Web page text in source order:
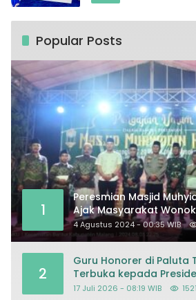
Popular Posts
1
Peresmian Masjid
Ajak Masyarakat
Masjid
4 Agustus 2024 - 00:35 WIB
2
Guru Honorer di Paluta
Terbuka kepada
Mohon Keadilan atas
17 Juli 2026 - 08:19 WIB 1521